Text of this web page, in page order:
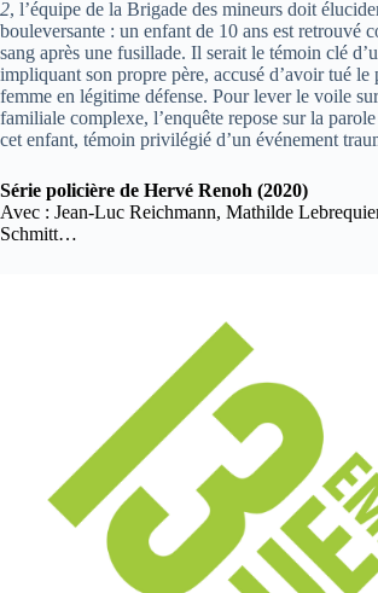
2, l’équipe de la Brigade des mineurs doit
bouleversante : un enfant de 10 ans est retrouvé
sang après une fusillade. Il serait le témoin clé
impliquant son propre père, accusé d’avoir tué le
femme en légitime défense. Pour lever le voile
familiale complexe, l’enquête repose sur la
cet enfant, témoin privilégié d’un événement
Série policière de Hervé Renoh (2020)
Avec : Jean-Luc Reichmann, Mathilde
Schmitt…